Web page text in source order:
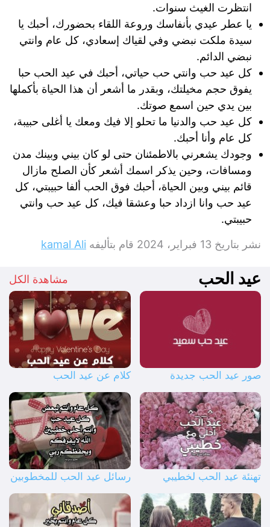
انتظرت الغيث سنوات.
يا عطر عيدي بأنفاسك وروعة اللقاء بحضورك، أحبك يا
سيدة ملكت نبضي وفي لقياك إسعادي، كل عام وانتي
نبضي الدائم.
كل عيد حب وانتي حب حياتي، أحبك في عيد الحب حبا
يفوق حجم مخيلتك، وبقدر ما أشعر أن هذا الحياة بأكملها
بين يدي حين اسمع صوتك.
كل عيد حب والدنيا ما تحلو إلا فيك ومعك يا أغلى حبيبة،
كل عام وأنا أحبك.
وجودك يشعرني بالاطمئنان حتى لو كان بيني وبينك مدن
ومسافات، وحين يذكر اسمك أشعر كأن الصلح مازال
قائم بيني وبين الحياة، أحبك فوق الحب ألفا حبيبتي، كل
عيد حب وانا ازداد حبا وعشقا فيك، كل عيد حب وانتي
حبيبتي.
نشر بتاريخ 13 فبراير، 2024 قام بتأليفه kamal Ali
عيد الحب مشاهدة الكل
صور عيد الحب جديدة كلام عن عيد الحب
تهنئة عيد الحب لخطيبي رسائل عيد الحب للمخطوبين